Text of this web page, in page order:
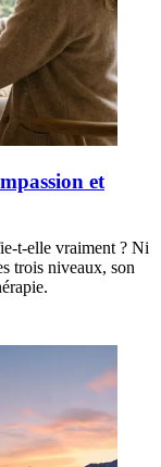
et
t-elle vraiment ? Ni
trois niveaux, son